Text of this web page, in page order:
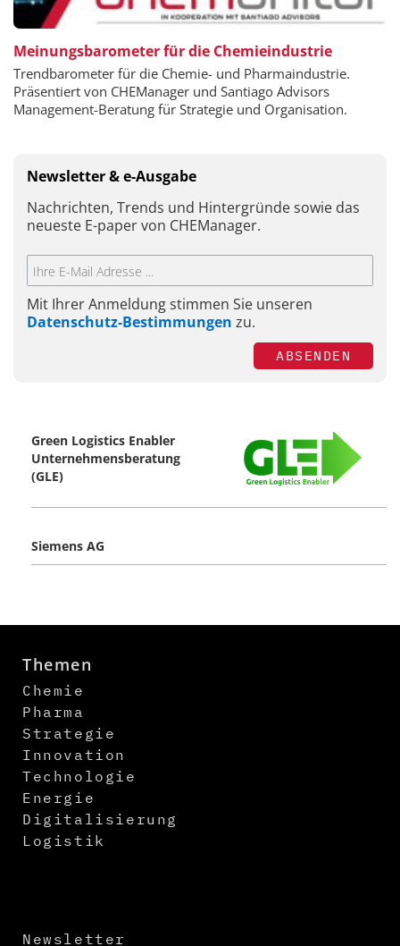
Meinungsbarometer für die Chemieindustrie
Trendbarometer für die Chemie- und Pharmaindustrie.
Präsentiert von CHEManager und Santiago Advisors
Management-Beratung für Strategie und Organisation.
Newsletter & e-Ausgabe
Nachrichten, Trends und Hintergründe sowie das
neueste E-paper von CHEManager.
Mit Ihrer Anmeldung stimmen Sie unseren
Datenschutz-Bestimmungen zu.
ABSENDEN
Green Logistics Enabler
Unternehmensberatung
(GLE)
Siemens AG
Themen
Chemie
Pharma
Strategie
Innovation
Technologie
Energie
Digitalisierung
Logistik
Newsletter